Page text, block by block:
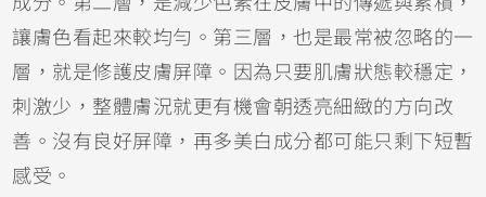
讓膚色看起來較均勻。第三層，也是最常被忽略的一
層，就是修護皮膚屏障。因為只要肌膚狀態較穩定，
刺激少，整體膚況就更有機會朝透亮細緻的方向改
善。沒有良好屏障，再多美白成分都可能只剩下短暫
感受。